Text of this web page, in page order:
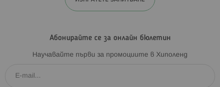
Абонирайте се за онлайн бюлетин
Научавайте първи за промоциите в Хиполенд